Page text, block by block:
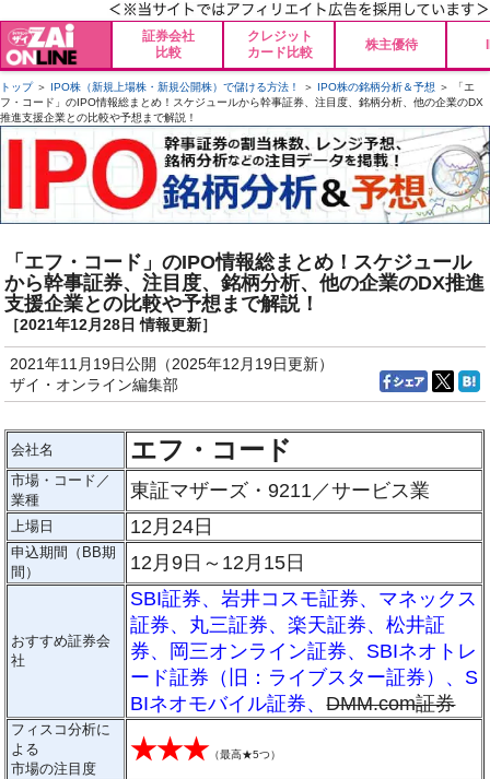
証券会社
比較
クレジット
カード比較
株主優待
トップ＞ IPO株（新規上場株・新規公開株）で儲ける方法！ ＞ IPO株の銘柄分析＆予想 ＞ 「エ
フ・コード」のIPO情報総まとめ！スケジュールから幹事証券、注目度、銘柄分析、他の企業のDX
推進支援企業との比較や予想まで解説！
「エフ・コード」のIPO情報総まとめ！スケジュール
から幹事証券、注目度、銘柄分析、他の企業のDX推進
支援企業との比較や予想まで解説！
［2021年12月28日 情報更新］
2021年11月19日公開（2025年12月19日更新）
ザイ・オンライン編集部
会社名 エフ・コード
市場・コード／
業種
東証マザーズ・9211／サービス業
上場日 12月24日
申込期間（BB期
間）
12月9日～12月15日
おすすめ証券会
社
SBI証券、岩井コスモ証券、 マネックス
証券、 丸三証券、楽天証券、松井証
券、 岡三オンライン証券、 SBIネオトレ
ード証券（旧：ライブスター証券） 、 S
BIネオモバイル証券、DMM.com証券
フィスコ分析に
よる
市場の注目度
★★★ （最高★5つ）